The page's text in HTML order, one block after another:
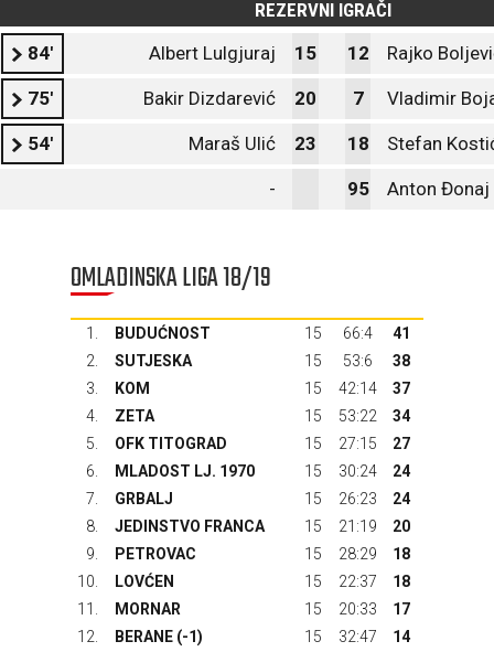
REZERVNI IGRAČI
84'
Albert Lulgjuraj 15 12 Rajko
75' Bakir Dizdarević 20 7 Vladimir
54' Maraš Ulić 23 18 Stefan
- 95 Anton Đonaj
OMLADINSKA LIGA 18/19
1. BUDUĆNOST 15 66:4
41
2.
SUTJESKA 15 53:6
38
3.
KOM 15 42:14
37
4.
ZETA 15 53:22
34
5.
OFK TITOGRAD 15 27:15
27
6.
MLADOST LJ. 1970 15 30:24
24
7.
GRBALJ 15 26:23
24
8.
JEDINSTVO FRANCA 15 21:19
20
9.
PETROVAC 15 28:29
18
10.
LOVĆEN 15 22:37
18
11.
MORNAR 15 20:33
17
12.
BERANE (-1) 15 32:47
14